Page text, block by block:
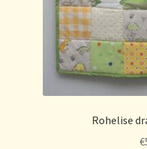
Rohelise
€